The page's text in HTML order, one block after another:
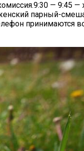
— 9:45
парный-
принимаются